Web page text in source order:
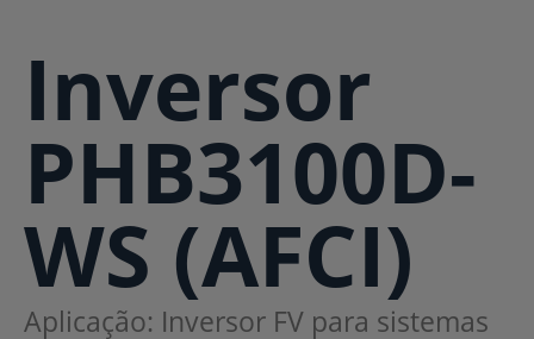
Inversor
PHB3100D-
WS (AFCI)
Aplicação: Inversor FV para sistemas